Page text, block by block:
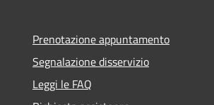
Prenotazione appuntamento
Segnalazione disservizio
Leggi le FAQ